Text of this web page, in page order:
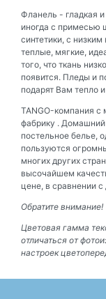
Фланель - гладкая
иногда с примесью
синтетики, с
теплые, мягкие,
того, что ткань
появится. Пледы и
подарят Вам тепло
TANGO-компания
фабрику .
постельное белье,
пользуются
многих других
высочайшем
цене, в сравнении
Обратите внимание!
Цветовая гамма
отличаться от
настроек